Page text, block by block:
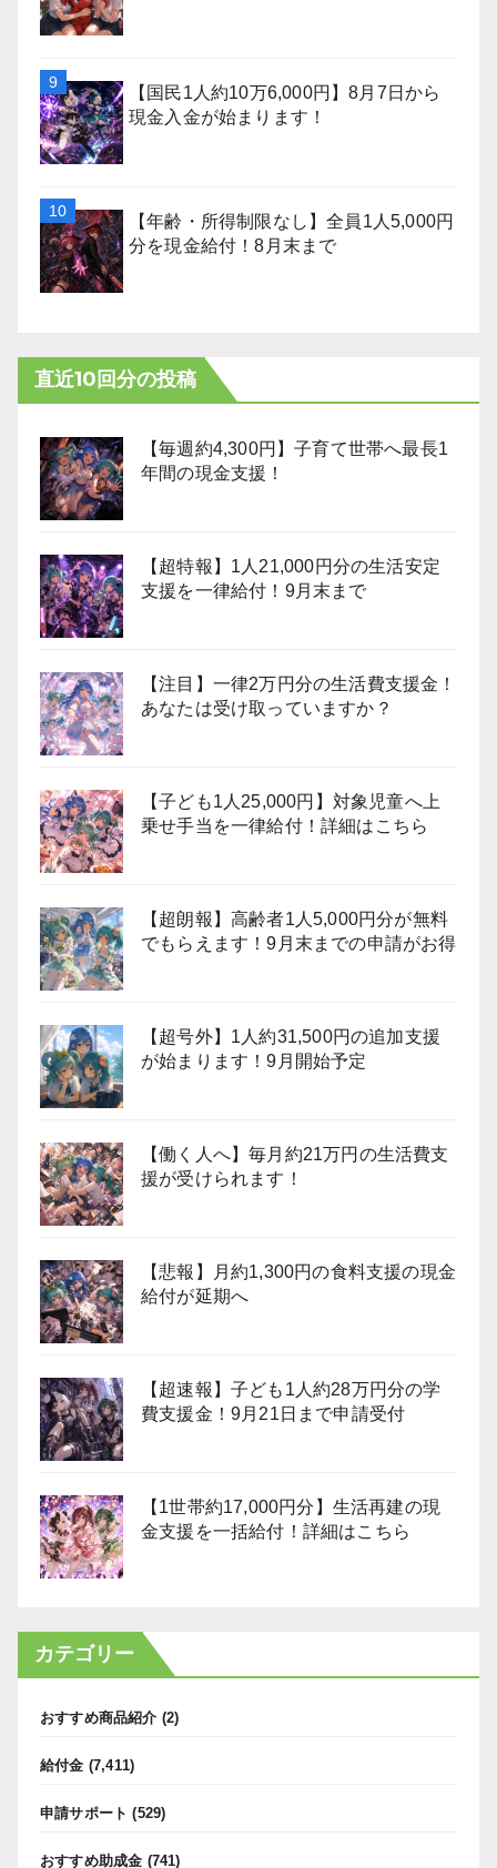
【国民1人約10万6,000円】8月7日から
現金入金が始まります！
【年齢・所得制限なし】全員1人5,000円
分を現金給付！8月末まで
直近10回分の投稿
【毎週約4,300円】子育て世帯へ最長1
年間の現金支援！
【超特報】1人21,000円分の生活安定
支援を一律給付！9月末まで
【注目】一律2万円分の生活費支援金！
あなたは受け取っていますか？
【子ども1人25,000円】対象児童へ上
乗せ手当を一律給付！詳細はこちら
【超朗報】高齢者1人5,000円分が無料
でもらえます！9月末までの申請がお得
【超号外】1人約31,500円の追加支援
が始まります！9月開始予定
【働く人へ】毎月約21万円の生活費支
援が受けられます！
【悲報】月約1,300円の食料支援の現金
給付が延期へ
【超速報】子ども1人約28万円分の学
費支援金！9月21日まで申請受付
【1世帯約17,000円分】生活再建の現
金支援を一括給付！詳細はこちら
カテゴリー
おすすめ商品紹介 (2)
給付金 (7,411)
申請サポート (529)
おすすめ助成金 (741)